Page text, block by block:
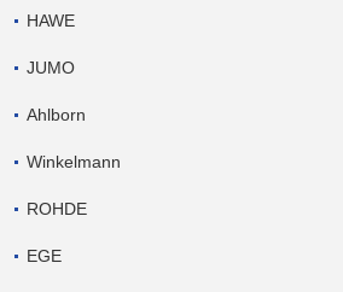
HAWE
JUMO
Ahlborn
Winkelmann
ROHDE
EGE